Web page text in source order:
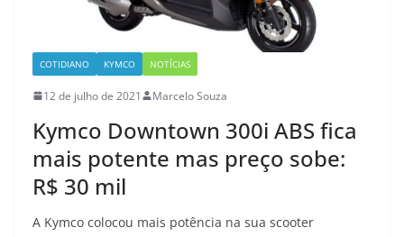
COTIDIANO KYMCO NOTÍCIAS
12 de julho de 2021 Marcelo Souza
Kymco Downtown 300i ABS fica
mais potente mas preço sobe:
R$ 30 mil
A Kymco colocou mais potência na sua scooter